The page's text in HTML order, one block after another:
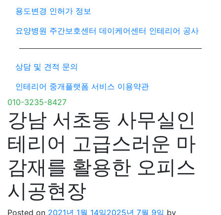
용도변경 인허가 정보
요양병원 주간보호센터 데이케어센터 인테리어 공사
상담 및 견적 문의
인테리어 중개플랫폼 서비스 이용약관
010-3235-8427
강남 서초동 사무실인
테리어 고급스러운 마
감재를 활용한 오피스
시공현장
Posted on 2021년 1월 14일2025년 7월 9일 by